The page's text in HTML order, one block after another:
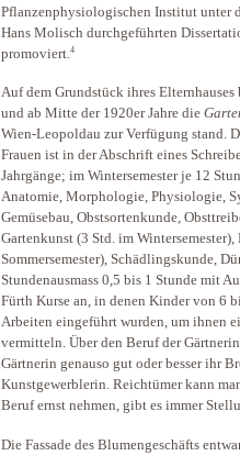
Pflanzenphysiologischen Institut unter
Hans Molisch durchgeführten
promoviert.4
Auf dem Grundstück ihres
und ab Mitte der 1920er Jahre die
Wien-Leopoldau zur Verfügung stand.
Frauen ist in der Abschrift eines
Jahrgänge; im Wintersemester je 12
Anatomie, Morphologie, Physiologie,
Gemüsebau, Obstsortenkunde,
Gartenkunst (3 Std. im
Sommersemester), Schädlingskunde,
Stundenausmass 0,5 bis 1 Stunde mit
Fürth Kurse an, in denen Kinder von 6
Arbeiten eingeführt wurden, um ihnen
vermitteln. Über den Beruf der
Gärtnerin genauso gut oder besser ihr
Kunstgewerblerin. Reichtümer kann
Beruf ernst nehmen, gibt es immer
Die Fassade des Blumengeschäfts